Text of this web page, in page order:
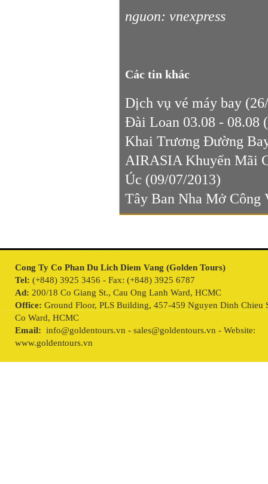
nguon: vnexpress
Các tin khác
Dịch vụ vé máy bay
Đài Loan 03.08 - 08.08
Khai Trương Đường
AIRASIA Khuyến Mãi
Úc (09/07/2013)
Tây Ban Nha Mở
Cong Ty Co Phan Du Lich Diem Vang (Golden Tours)
Tel: (+848) 3925 3456 - Fax: (+848) 3925 6787
Ad: 200/18 Co Giang St., Cau Ong Lanh Ward, HCMC
Office: Ground Floor, PLS Building, 457-459 Nguyen Dinh Chieu
Co Ward, HCMC
Email: info@goldentours.vn - sales@goldentours.vn - Website:
www.goldentours.vn